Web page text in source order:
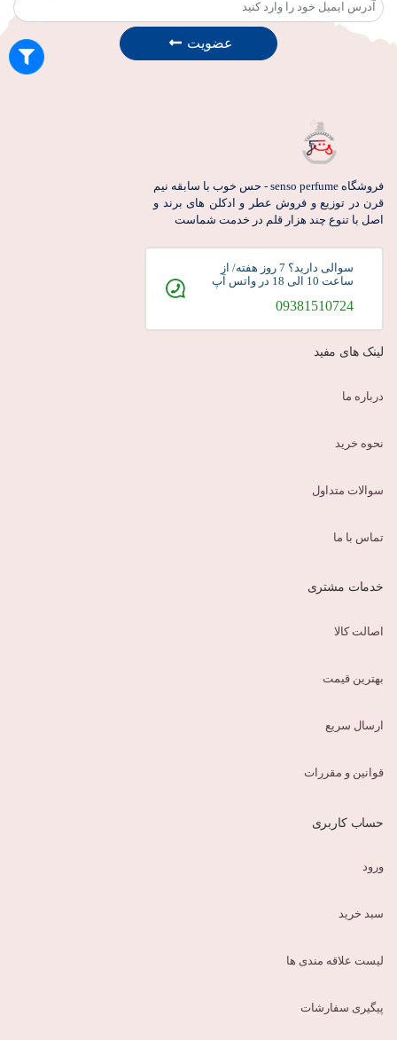
عضویت
فروشگاه senso perfume - حس خوب با سابقه نیم
قرن در توزیع و فروش عطر و ادکلن های برند و
اصل با تنوع چند هزار قلم در خدمت شماست
سوالی دارید؟ 7 روز هفته/ از
ساعت 10 الی 18 در واتس آپ
09381510724
لینک های مفید
درباره ما
نحوه خرید
سوالات متداول
تماس با ما
خدمات مشتری
اصالت کالا
بهترین قیمت
ارسال سریع
قوانین و مقررات
حساب کاربری
ورود
سبد خرید
لیست علاقه مندی ها
پیگیری سفارشات